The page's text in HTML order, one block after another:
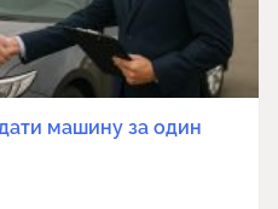
машину за один